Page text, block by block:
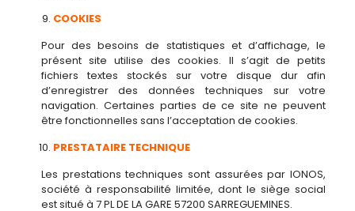
COOKIES
Pour des besoins de statistiques et d’affichage, le
présent site utilise des cookies. Il s’agit de petits
fichiers textes stockés sur votre disque dur afin
d’enregistrer des données techniques sur votre
navigation. Certaines parties de ce site ne peuvent
être fonctionnelles sans l’acceptation de cookies.
PRESTATAIRE TECHNIQUE
Les prestations techniques sont assurées par IONOS,
société à responsabilité limitée, dont le siège social
est situé à 7 PL DE LA GARE 57200 SARREGUEMINES.